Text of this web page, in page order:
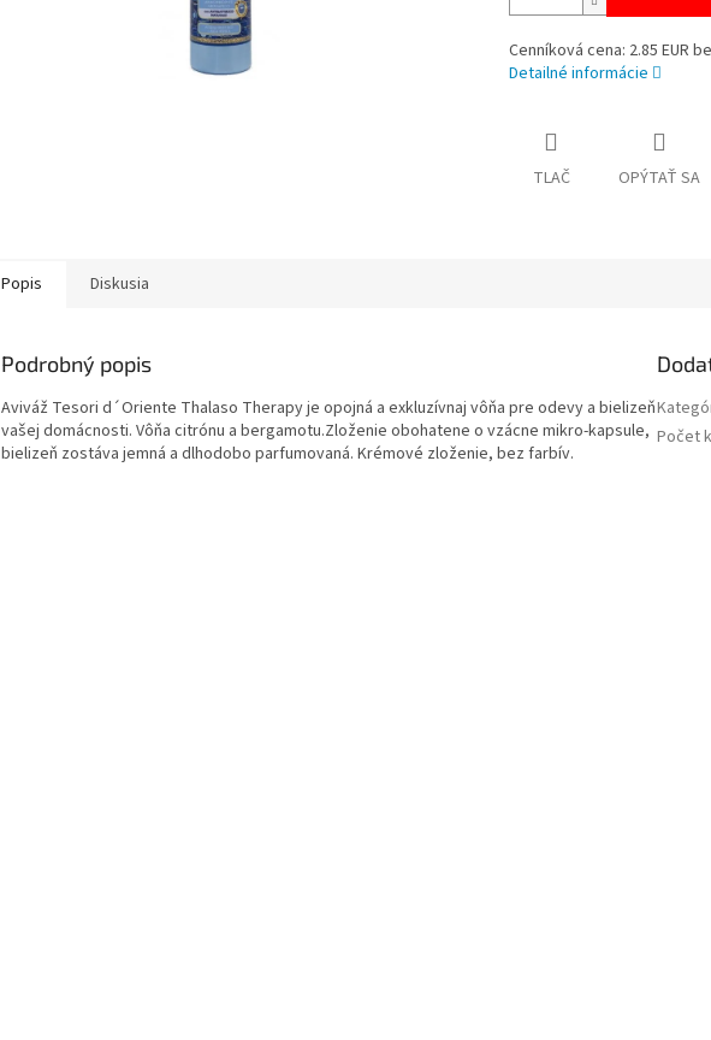
Cenníková cena: 2.85 EUR
Detailné informácie
TLAČ OPÝTAŤ SA
Popis Diskusia
Podrobný popis
Aviváž Tesori d´Oriente Thalaso Therapy je opojná a exkluzívnaj vôňa pre odevy a bielizeň
vašej domácnosti. Vôňa citrónu a bergamotu.Zloženie obohatene o vzácne mikro-kapsule,
bielizeň zostáva jemná a dlhodobo parfumovaná. Krémové zloženie, bez farbív.
Počet